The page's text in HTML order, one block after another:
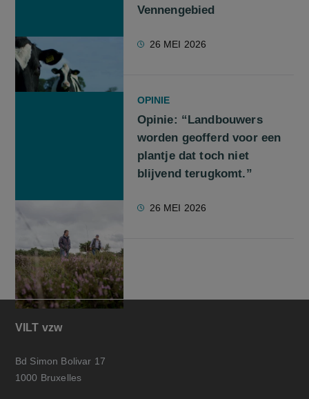
Vennengebied
26 MEI 2026
OPINIE
Opinie: “Landbouwers
worden geofferd voor een
plantje dat toch niet
blijvend terugkomt.”
26 MEI 2026
VILT vzw
Bd Simon Bolivar 17
1000 Bruxelles